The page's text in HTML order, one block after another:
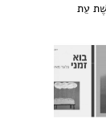
עֵת